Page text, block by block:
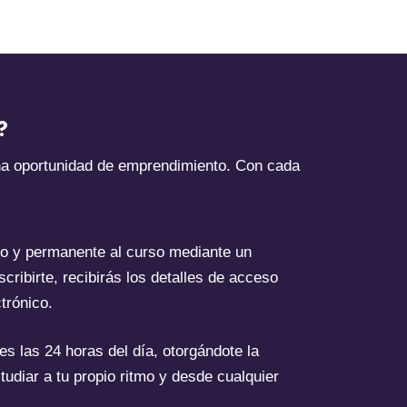
oportunidad de emprendimiento. Con cada
y permanente al curso mediante un
recibirás los detalles de acceso
las 24 horas del día, otorgándote la
a tu propio ritmo y desde cualquier